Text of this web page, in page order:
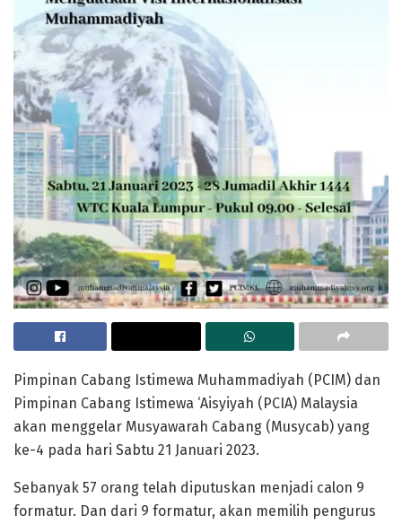
Pimpinan Cabang Istimewa Muhammadiyah (PCIM) dan
Pimpinan Cabang Istimewa ‘Aisyiyah (PCIA) Malaysia
akan menggelar Musyawarah Cabang (Musycab) yang
ke-4 pada hari Sabtu 21 Januari 2023.
Sebanyak 57 orang telah diputuskan menjadi calon 9
formatur. Dan dari 9 formatur, akan memilih pengurus